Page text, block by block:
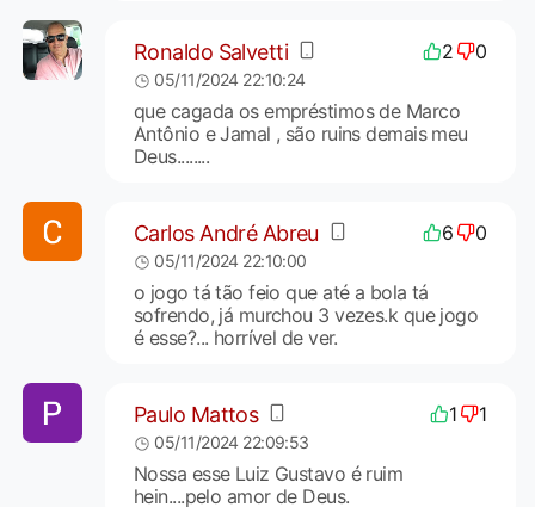
Ronaldo Salvetti 2 0
05/11/2024 22:10:24
que cagada os empréstimos de Marco
Antônio e Jamal , são ruins demais meu
Deus........
Carlos André Abreu 6 0
05/11/2024 22:10:00
o jogo tá tão feio que até a bola tá
sofrendo, já murchou 3 vezes.k que jogo
é esse?... horrível de ver.
Paulo Mattos 1 1
05/11/2024 22:09:53
Nossa esse Luiz Gustavo é ruim
hein....pelo amor de Deus.